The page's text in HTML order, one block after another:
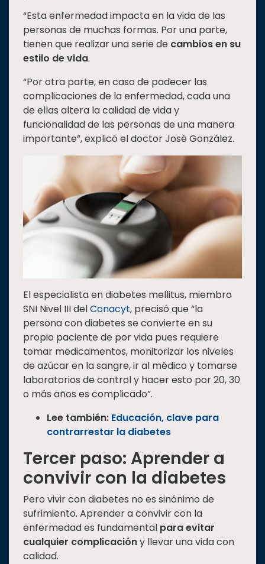
“Esta enfermedad impacta en la vida de las
personas de muchas formas. Por una parte,
tienen que realizar una serie de cambios en su
estilo de vida.
“Por otra parte, en caso de padecer las
complicaciones de la enfermedad, cada una
de ellas altera la calidad de vida y
funcionalidad de las personas de una manera
importante”, explicó el doctor José González.
El especialista en diabetes mellitus, miembro
SNI Nivel III delConacyt, precisó que “la
persona con diabetes se convierte en su
propio paciente de por vida pues requiere
tomar medicamentos, monitorizar los niveles
de azúcar en la sangre, ir al médico y tomarse
laboratorios de control y hacer esto por 20, 30
o más años es complicado”.
Lee también: Educación, clave para
contrarrestar la diabetes
Tercer paso: Aprender a
convivir con la diabetes
Pero vivir con diabetes no es sinónimo de
sufrimiento. Aprender a convivir con la
enfermedad es fundamental para evitar
cualquier complicacióny llevar una vida con
calidad.